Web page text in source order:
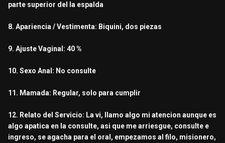
parte superior del la espalda
8. Apariencia / Vestimenta: Biquini, dos piezas
9. Ajuste Vaginal: 40 %
10. Sexo Anal: No consulte
11. Mamada: Regular, solo para cumplir
12. Relato del Servicio: La vi, llamo algo mi atencion aunque es
algo apatica en la consulte, asi que me arriesgue, consulte e
ingreso, se agacha para el oral, empezamos al filo, misionero,